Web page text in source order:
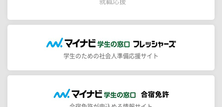
学生のための社会人準備応援サイト